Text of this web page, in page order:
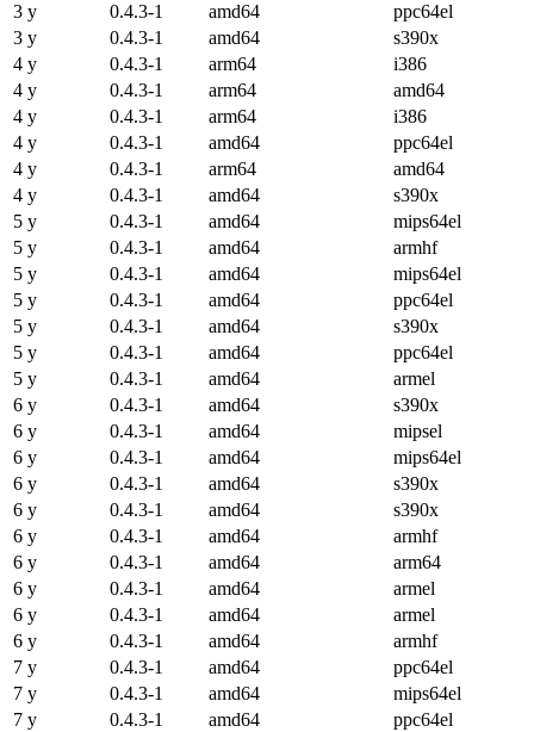
3 y
0.4.3-1 amd64
ppc64el
3 y
0.4.3-1 amd64
s390x
4 y
0.4.3-1 arm64
i386
4 y
0.4.3-1 arm64
amd64
4 y
0.4.3-1 arm64
i386
4 y
0.4.3-1 amd64
ppc64el
4 y
0.4.3-1 arm64
amd64
4 y
0.4.3-1 amd64
s390x
5 y
0.4.3-1 amd64
mips64el
5 y
0.4.3-1 amd64
armhf
5 y
0.4.3-1 amd64
mips64el
5 y
0.4.3-1 amd64
ppc64el
5 y
0.4.3-1 amd64
s390x
5 y
0.4.3-1 amd64
ppc64el
5 y
0.4.3-1 amd64
armel
6 y
0.4.3-1 amd64
s390x
6 y
0.4.3-1 amd64
mipsel
6 y
0.4.3-1 amd64
mips64el
6 y
0.4.3-1 amd64
s390x
6 y
0.4.3-1 amd64
s390x
6 y
0.4.3-1 amd64
armhf
6 y
0.4.3-1 amd64
arm64
6 y
0.4.3-1 amd64
armel
6 y
0.4.3-1 amd64
armel
6 y
0.4.3-1 amd64
armhf
7 y
0.4.3-1 amd64
ppc64el
7 y
0.4.3-1 amd64
mips64el
7 y
0.4.3-1 amd64
ppc64el